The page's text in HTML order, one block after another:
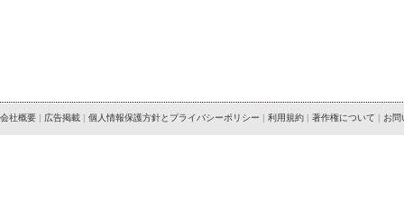
会社概要 | 広告掲載 | 個人情報保護方針とプライバシーポリシー | 利用規約 | 著作権について | お問